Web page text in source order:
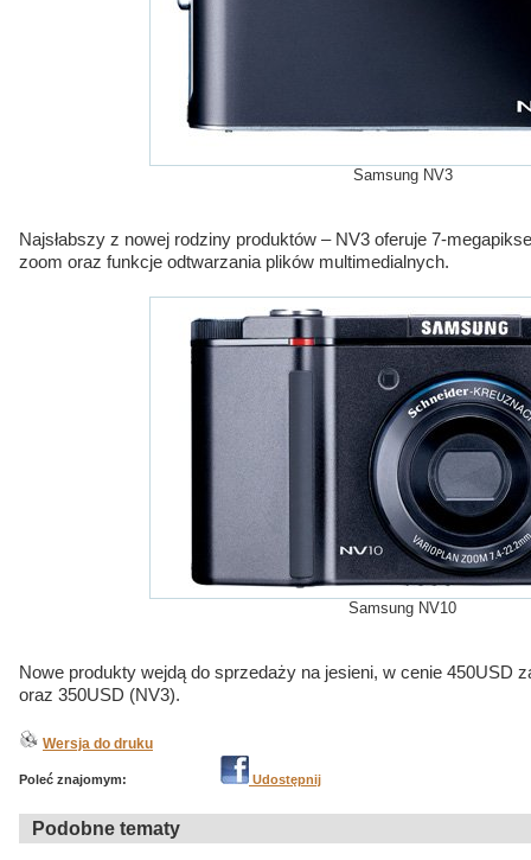
Samsung NV3
Najsłabszy z nowej rodziny produktów – NV3 oferuje 7-
zoom oraz funkcje odtwarzania plików multimedialnych.
Samsung NV10
Nowe produkty wejdą do sprzedaży na jesieni, w cenie 450USD
oraz 350USD (NV3).
Wersja do druku
Poleć znajomym: Udostępnij
Podobne tematy